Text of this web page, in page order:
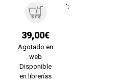
39,00€
Agotado en
web
Disponible
en librerías
';